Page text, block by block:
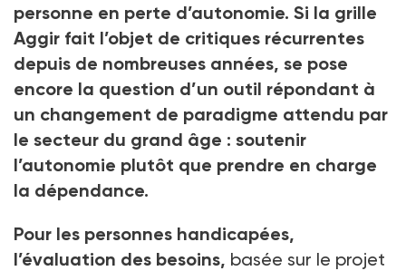
personne en perte d’autonomie. Si la grille
Aggir fait l’objet de critiques récurrentes
depuis de nombreuses années, se pose
encore la question d’un outil répondant à
un changement de paradigme attendu par
le secteur du grand âge : soutenir
l’autonomie plutôt que prendre en charge
la dépendance.
Pour les personnes handicapées,
l’évaluation des besoins, basée sur le projet